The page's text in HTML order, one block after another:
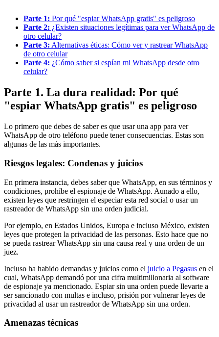
Parte 1: Por qué "espiar WhatsApp gratis" es peligroso
Parte 2: ¿Existen situaciones legítimas para ver WhatsApp de
otro celular?
Parte 3: Alternativas éticas: Cómo ver y rastrear WhatsApp
de otro celular
Parte 4: ¿Cómo saber si espían mi WhatsApp desde otro
celular?
Parte 1. La dura realidad: Por qué
"espiar WhatsApp gratis" es peligroso
Lo primero que debes de saber es que usar una app para ver
WhatsApp de otro teléfono puede tener consecuencias. Estas son
algunas de las más importantes.
Riesgos legales: Condenas y juicios
En primera instancia, debes saber que WhatsApp, en sus términos y
condiciones, prohíbe el espionaje de WhatsApp. Aunado a ello,
existen leyes que restringen el especiar esta red social o usar un
rastreador de WhatsApp sin una orden judicial.
Por ejemplo, en Estados Unidos, Europa e incluso México, existen
leyes que protegen la privacidad de las personas. Esto hace que no
se pueda rastrear WhatsApp sin una causa real y una orden de un
juez.
Incluso ha habido demandas y juicios como el juicio a Pegasus en el
cual, WhatsApp demandó por una cifra multimillonaria al software
de espionaje ya mencionado. Espiar sin una orden puede llevarte a
ser sancionado con multas e incluso, prisión por vulnerar leyes de
privacidad al usar un rastreador de WhatsApp sin una orden.
Amenazas técnicas